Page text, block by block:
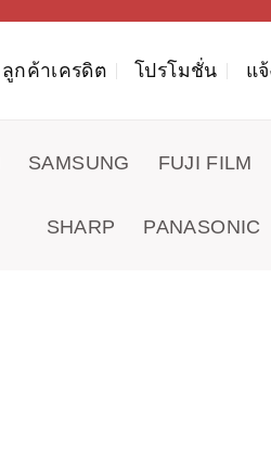
ลูกค้าเครดิต โปรโมชั่น แ
SAMSUNG FUJI FILM
SHARP PANASONIC